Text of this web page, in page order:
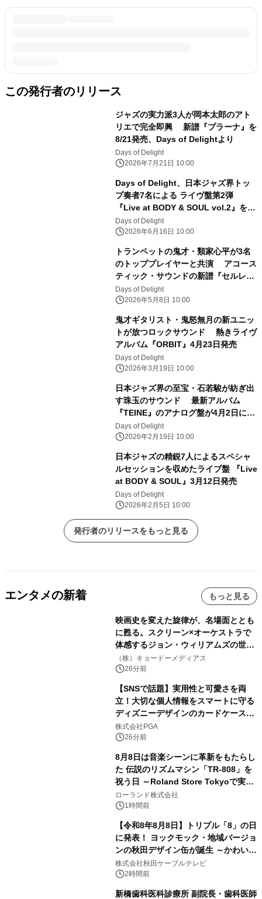
この発行者のリリース
ジャズの実力派3人が岡本太郎のアト
リエで完全即興 新譜『プラーナ』を
8/21発売、Days of Delightより
Days of Delight
2026年7月21日 10:00
Days of Delight、日本ジャズ界トッ
プ奏者7名による ライヴ盤第2弾
『Live at BODY & SOUL vol.2』を
7/17発売
Days of Delight
2026年6月16日 10:00
トランペットの鬼才・類家心平が3名
のトッププレイヤーと共演 アコース
ティック・サウンドの新譜『セルレ
ア』6月11日発売
Days of Delight
2026年5月8日 10:00
鬼才ギタリスト・鬼怒無月の新ユニッ
トが放つロックサウンド 熱きライヴ
アルバム『ORBIT』4月23日発売
Days of Delight
2026年3月19日 10:00
日本ジャズ界の至宝・石若駿が紡ぎ出
す珠玉のサウンド 最新アルバム
『TEINE』のアナログ盤が4月2日に登
場！
Days of Delight
2026年2月19日 10:00
日本ジャズの精鋭7人によるスペシャ
ルセッションを収めたライブ盤 『Live
at BODY & SOUL』3月12日発売
Days of Delight
2026年2月5日 10:00
発行者のリリースをもっと見る
エンタメの新着 もっと見る
映画史を変えた旋律が、名場面ととも
に甦る。スクリーン×オーケストラで
体感するジョン・ウィリアムズの世
界。ジョン・ウィリアムズ：シネマ・
スペクタキュラー・コンサート 開催決
（株）キョードーメディアス
26分前
【SNSで話題】実用性と可愛さを両
立！大切な個人情報をスマートに守る
ディズニーデザインのカードケースを
株式会社PGAが8月7日発売
株式会社PGA
26分前
8月8日は音楽シーンに革新をもたらし
た 伝説のリズムマシン「TR-808」を
祝う日 ～Roland Store Tokyoで実機
を展示しての 記念キャンペーンを開
催 英国ラジオ「NTS」の 特別プログ
アーティストを フィーチャーしたアニ
メーションを公開～
ローランド株式会社
1時間前
【令和8年8月8日】トリプル「8」の日
に発表！ ヨックモック・地域バージョ
ンの秋田デザイン缶が誕生 ～かわいい
秋田犬の子犬と秋田の四季と名所を巡
るパッケージ～ 9月1日(火)秋田県内で
株式会社秋田ケーブルテレビ
2時間前
新橋歯科医科診療所 副院長・歯科医師